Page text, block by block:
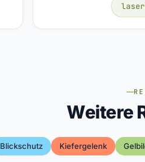
Weitere
Blickschutz Kiefergelenk